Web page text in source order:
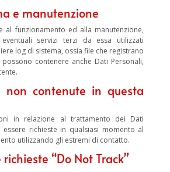
e manutenzione
al funzionamento ed alla manutenzione,
servizi terzi da essa utilizzati
log di sistema, ossia file che registrano
contenere anche Dati Personali,
non contenute in questa
in relazione al trattamento dei Dati
essere richieste in qualsiasi momento al
utilizzando gli estremi di contatto.
“Do Not Track”